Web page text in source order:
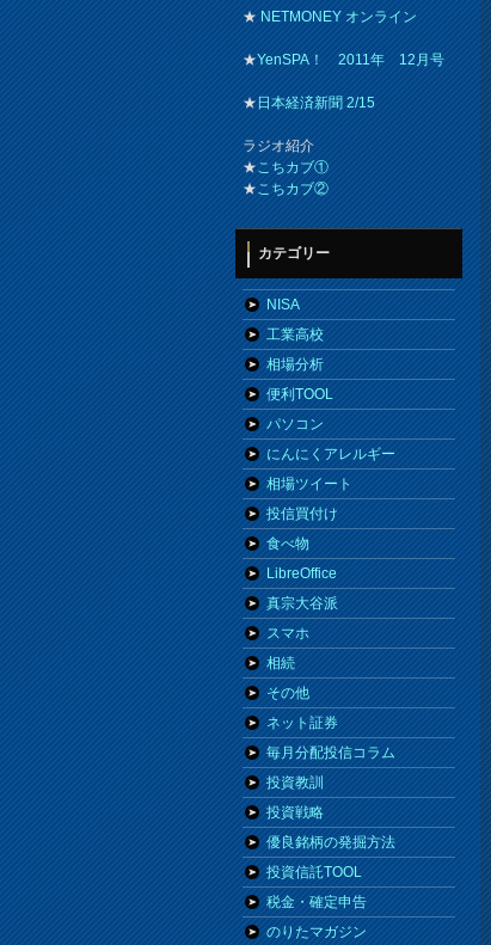
★NETMONEY オンライン
★YenSPA！ 2011年 12月号
★日本経済新聞 2/15
ラジオ紹介
★こちカブ①
★こちカブ②
カテゴリー
NISA
工業高校
相場分析
便利TOOL
パソコン
にんにくアレルギー
相場ツイート
投信買付け
食べ物
LibreOffice
真宗大谷派
スマホ
相続
その他
ネット証券
毎月分配投信コラム
投資教訓
投資戦略
優良銘柄の発掘方法
投資信託TOOL
税金・確定申告
のりたマガジン